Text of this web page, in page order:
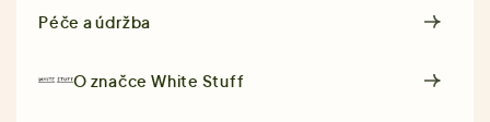
Péče a údržba
O značceWhite Stuff